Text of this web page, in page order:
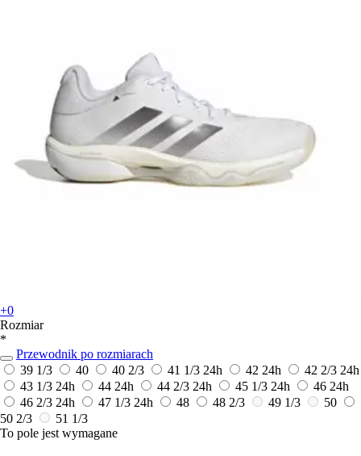
+0
Rozmiar
*
Przewodnik po rozmiarach
39 1/3
40 40 2/3 41 1/3 24h 42 24h 42 2/3 24h
43 1/3 24h 44 24h 44 2/3 24h 45 1/3 24h 46 24h
46 2/3 24h 47 1/3 24h 48 48 2/3 49 1/3
50
50 2/3
51 1/3
To pole jest wymagane